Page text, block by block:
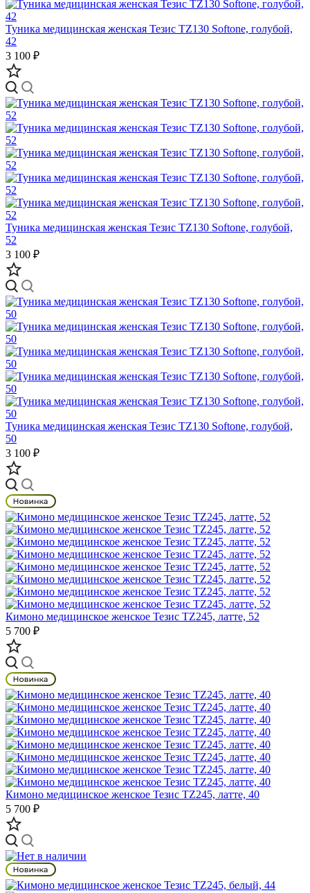
Туника медицинская женская Тезис TZ130 Softone, голубой,
42
3 100 ₽
Туника медицинская женская Тезис TZ130 Softone, голубой,
52
3 100 ₽
Туника медицинская женская Тезис TZ130 Softone, голубой,
50
3 100 ₽
Кимоно медицинское женское Тезис TZ245, латте, 52
5 700 ₽
Кимоно медицинское женское Тезис TZ245, латте, 40
5 700 ₽